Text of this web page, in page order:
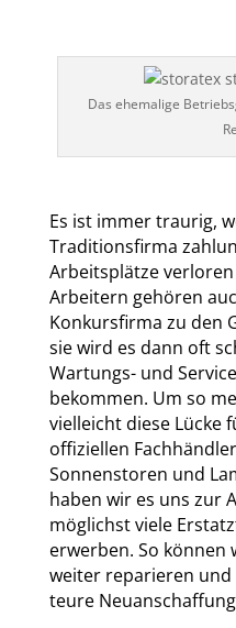
Das ehemalige
Es ist immer traurig,
Traditionsfirma
Arbeitsplätze
Arbeitern gehören
Konkursfirma zu den
sie wird es dann oft
Wartungs- und
bekommen. Um so
vielleicht diese Lücke
offiziellen
Sonnenstoren und
haben wir es uns zur
möglichst viele
erwerben. So können
weiter reparieren und
teure